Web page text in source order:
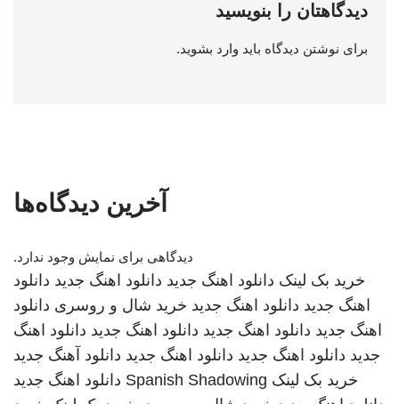
دیدگاهتان را بنویسید
برای نوشتن دیدگاه باید وارد بشوید.
آخرین دیدگاه‌ها
دیدگاهی برای نمایش وجود ندارد.
خرید بک لینک دانلود اهنگ جدید دانلود اهنگ جدید دانلود
اهنگ جدید دانلود اهنگ جدید خرید شال و روسری دانلود
اهنگ جدید دانلود اهنگ جدید دانلود اهنگ جدید دانلود اهنگ
جدید دانلود اهنگ جدید دانلود اهنگ جدید دانلود آهنگ جدید
خرید بک لینک Spanish Shadowing دانلود اهنگ جدید